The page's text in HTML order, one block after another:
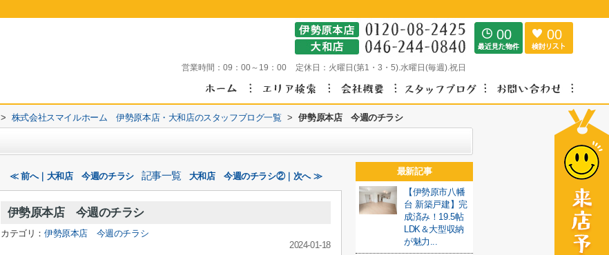
営業時間： 09：00～19：00 定休日： 火曜日(第1・3・5).水曜日(毎週).祝日
00 00
> 株式会社スマイルホーム 伊勢原本店・大和店のスタッフブログ一覧 > 伊勢原本店 今週のチラシ
≪ 前へ｜大和店 今週のチラシ 記事一覧 大和店 今週のチラシ②｜次へ ≫
伊勢原本店 今週のチラシ
カテゴリ：伊勢原本店 今週のチラシ
2024-01-18
最新記事
【伊勢原市八幡
台 新築戸建】完
成済み！19.5帖
LDK＆大型収納
が魅力...